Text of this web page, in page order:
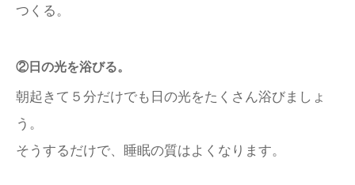
つくる。
②日の光を浴びる。
朝起きて５分だけでも日の光をたくさん浴びましょ
う。
そうするだけで、睡眠の質はよくなります。